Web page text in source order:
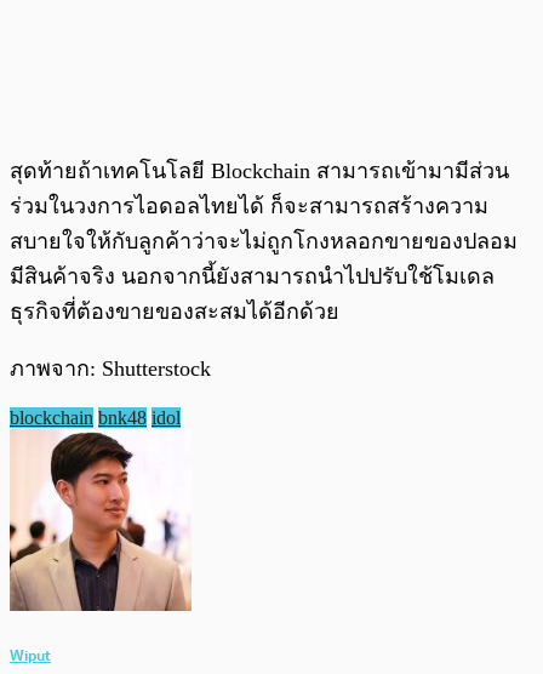
สุดท้ายถ้าเทคโนโลยี Blockchain สามารถเข้ามามีส่วน
ร่วมในวงการไอดอลไทยได้ ก็จะสามารถสร้างความ
สบายใจให้กับลูกค้าว่าจะไม่ถูกโกงหลอกขายของปลอม
มีสินค้าจริง นอกจากนี้ยังสามารถนำไปปรับใช้โมเดล
ธุรกิจที่ต้องขายของสะสมได้อีกด้วย
ภาพจาก: Shutterstock
blockchain bnk48 idol
Wiput